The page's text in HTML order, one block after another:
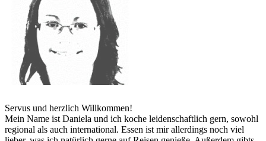
Servus und herzlich Willkommen!
Mein Name ist Daniela und ich koche leidenschaftlich gern, sowohl
regional als auch international. Essen ist mir allerdings noch viel